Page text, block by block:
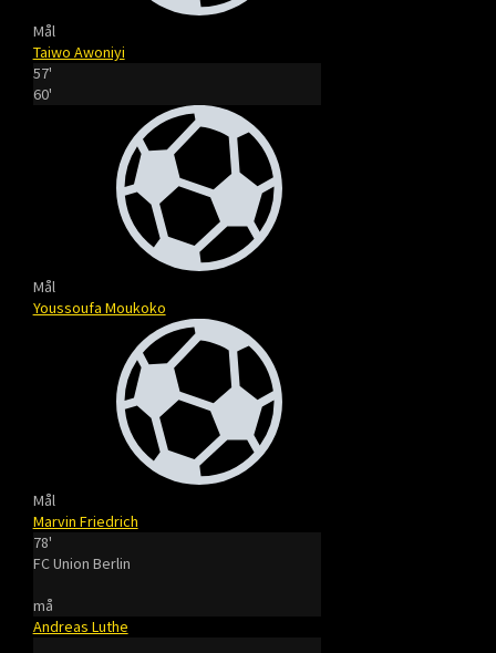
Mål
Taiwo Awoniyi
57'
60'
Mål
Youssoufa Moukoko
Mål
Marvin Friedrich
78'
FC Union Berlin
må
Andreas Luthe